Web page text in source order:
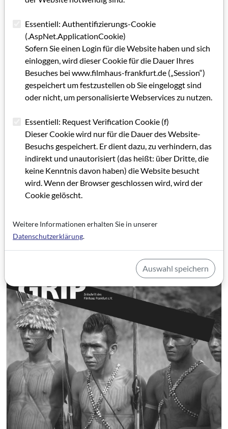
Kategorie: Bericht/Meldung (GRIP INFO + Filmland Hessen-
Beiträge)
Schlagworte: Festival, Filmpolitik, Filmkultur, Filmförderung,
Kulturförderung
Artikel im PDF aufrufen
Essentiell: Authentifizierungs-Cookie
(.AspNet.ApplicationCookie)
Sofern Sie einen Login für die Website haben und sich
einloggen, wird dieser Cookie für die Dauer Ihres
Besuches bei www.filmhaus-frankfurt.de („Session“)
gespeichert um festzustellen ob Sie eingeloggt sind
oder nicht, um personalisierte Webservices zu nutzen.
Essentiell: Request Verification Cookie (f)
Dieser Cookie wird nur für die Dauer des Website-
Besuchs gespeichert. Er dient dazu, zu verhindern, das
indirekt und unautorisiert (das heißt: über Dritte, die
keine Kenntnis davon haben) die Website besucht
wird. Wenn der Browser geschlossen wird, wird der
Cookie gelöscht.
Weitere Informationen erhalten Sie in unserer
Datenschutzerklärung.
Auswahl speichern